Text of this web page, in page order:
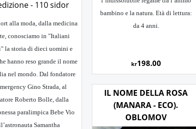
bambino e la natura. Età di lettura:
da 4 anni.
kr198.00
- 110 sidor
alla moda, dalla medicina
conosciamo in "Italiani
la storia di dieci uomini e
hanno reso grande il nome
nel mondo. Dal fondatore
Gino Strada, al
Roberto Bolle, dalla
paralimpica Bebe Vio
Samantha
IL NOME DELLA ROSA
(MANARA - ECO).
OBLOMOV